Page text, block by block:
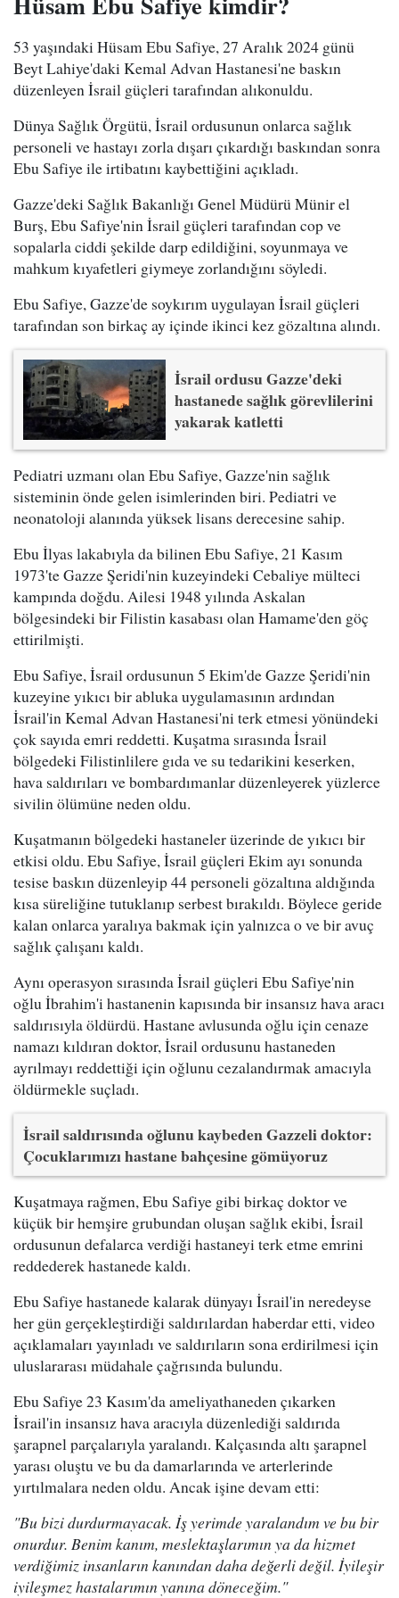
53 yaşındaki Hüsam Ebu Safiye, 27 Aralık 2024 günü
Beyt Lahiye'daki Kemal Advan Hastanesi'ne baskın
düzenleyen İsrail güçleri tarafından alıkonuldu.
Dünya Sağlık Örgütü, İsrail ordusunun onlarca sağlık
personeli ve hastayı zorla dışarı çıkardığı baskından sonra
Ebu Safiye ile irtibatını kaybettiğini açıkladı.
Gazze'deki Sağlık Bakanlığı Genel Müdürü Münir el
Burş, Ebu Safiye'nin İsrail güçleri tarafından cop ve
sopalarla ciddi şekilde darp edildiğini, soyunmaya ve
mahkum kıyafetleri giymeye zorlandığını söyledi.
Ebu Safiye, Gazze'de soykırım uygulayan İsrail güçleri
tarafından son birkaç ay içinde ikinci kez gözaltına alındı.
İsrail ordusu Gazze'deki
hastanede sağlık görevlilerini
yakarak katletti
Pediatri uzmanı olan Ebu Safiye, Gazze'nin sağlık
sisteminin önde gelen isimlerinden biri. Pediatri ve
neonatoloji alanında yüksek lisans derecesine sahip.
Ebu İlyas lakabıyla da bilinen Ebu Safiye, 21 Kasım
1973'te Gazze Şeridi'nin kuzeyindeki Cebaliye mülteci
kampında doğdu. Ailesi 1948 yılında Askalan
bölgesindeki bir Filistin kasabası olan Hamame'den göç
ettirilmişti.
Ebu Safiye, İsrail ordusunun 5 Ekim'de Gazze Şeridi'nin
kuzeyine yıkıcı bir abluka uygulamasının ardından
İsrail'in Kemal Advan Hastanesi'ni terk etmesi yönündeki
çok sayıda emri reddetti. Kuşatma sırasında İsrail
bölgedeki Filistinlilere gıda ve su tedarikini keserken,
hava saldırıları ve bombardımanlar düzenleyerek yüzlerce
sivilin ölümüne neden oldu.
Kuşatmanın bölgedeki hastaneler üzerinde de yıkıcı bir
etkisi oldu. Ebu Safiye, İsrail güçleri Ekim ayı sonunda
tesise baskın düzenleyip 44 personeli gözaltına aldığında
kısa süreliğine tutuklanıp serbest bırakıldı. Böylece geride
kalan onlarca yaralıya bakmak için yalnızca o ve bir avuç
sağlık çalışanı kaldı.
Aynı operasyon sırasında İsrail güçleri Ebu Safiye'nin
oğlu İbrahim'i hastanenin kapısında bir insansız hava aracı
saldırısıyla öldürdü. Hastane avlusunda oğlu için cenaze
namazı kıldıran doktor, İsrail ordusunu hastaneden
ayrılmayı reddettiği için oğlunu cezalandırmak amacıyla
öldürmekle suçladı.
İsrail saldırısında oğlunu kaybeden Gazzeli doktor:
Çocuklarımızı hastane bahçesine gömüyoruz
Kuşatmaya rağmen, Ebu Safiye gibi birkaç doktor ve
küçük bir hemşire grubundan oluşan sağlık ekibi, İsrail
ordusunun defalarca verdiği hastaneyi terk etme emrini
reddederek hastanede kaldı.
Ebu Safiye hastanede kalarak dünyayı İsrail'in neredeyse
her gün gerçekleştirdiği saldırılardan haberdar etti, video
açıklamaları yayınladı ve saldırıların sona erdirilmesi için
uluslararası müdahale çağrısında bulundu.
Ebu Safiye 23 Kasım'da ameliyathaneden çıkarken
İsrail'in insansız hava aracıyla düzenlediği saldırıda
şarapnel parçalarıyla yaralandı. Kalçasında altı şarapnel
yarası oluştu ve bu da damarlarında ve arterlerinde
yırtılmalara neden oldu. Ancak işine devam etti:
"Bu bizi durdurmayacak. İş yerimde yaralandım ve bu bir
onurdur. Benim kanım, meslektaşlarımın ya da hizmet
verdiğimiz insanların kanından daha değerli değil. İyileşir
iyileşmez hastalarımın yanına döneceğim."